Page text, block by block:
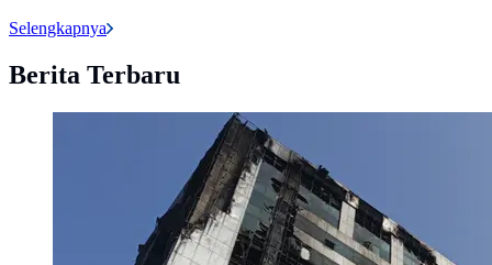
Selengkapnya
Berita Terbaru